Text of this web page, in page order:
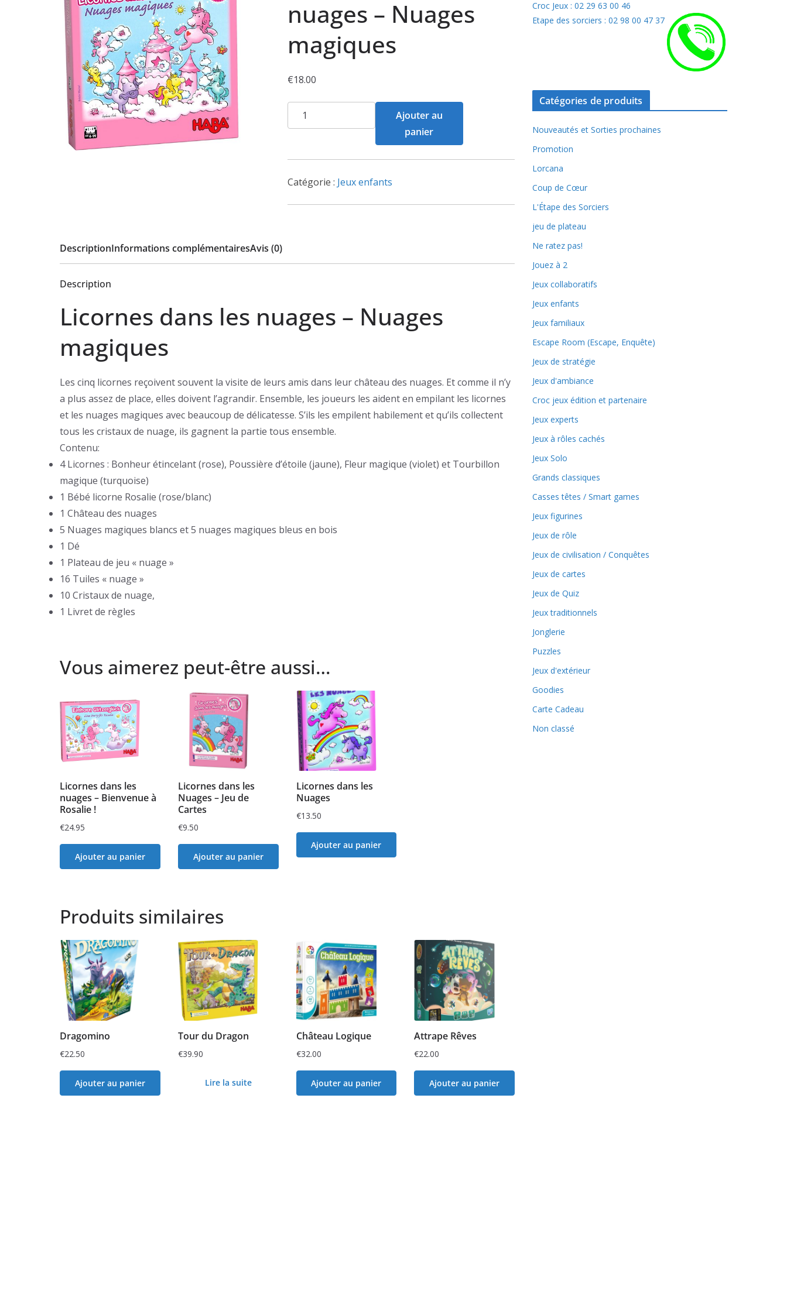
nuages – Nuages
magiques
€18.00
quantité
de
dans
nuages
–
Ajouter au
panier
Catégorie : Jeux enfants
DescriptionInformations complémentairesAvis (0)
Description
Licornes dans les nuages – Nuages
magiques
Les cinq licornes reçoivent souvent la visite de leurs amis dans leur château des nuages. Et comme il n’y
a plus assez de place, elles doivent l’agrandir. Ensemble, les joueurs les aident en empilant les licornes
et les nuages magiques avec beaucoup de délicatesse. S’ils les empilent habilement et qu’ils collectent
tous les cristaux de nuage, ils gagnent la partie tous ensemble.
Contenu:
4 Licornes : Bonheur étincelant (rose), Poussière d’étoile (jaune), Fleur magique (violet) et Tourbillon
magique (turquoise)
1 Bébé licorne Rosalie (rose/blanc)
1 Château des nuages
5 Nuages magiques blancs et 5 nuages magiques bleus en bois
1 Dé
1 Plateau de jeu « nuage »
16 Tuiles « nuage »
10 Cristaux de nuage,
1 Livret de règles
Vous aimerez peut-être aussi…
Licornes dans les
nuages – Bienvenue à
Rosalie !
€24.95
Ajouter au panier
Licornes dans les
Nuages – Jeu de
Cartes
€9.50
Ajouter au panier
Licornes dans les
Nuages
€13.50
Ajouter au panier
Produits similaires
Dragomino
€22.50
Ajouter au panier
Tour du Dragon
€39.90
Lire la suite
Château Logique
€32.00
Ajouter au panier
Attrape Rêves
€22.00
Ajouter au panier
Croc Jeux : 02 29 63 00 46
Etape des sorciers : 02 98 00 47 37
Catégories de produits
Nouveautés et Sorties prochaines
Promotion
Lorcana
Coup de Cœur
L'Étape des Sorciers
jeu de plateau
Ne ratez pas!
Jouez à 2
Jeux collaboratifs
Jeux enfants
Jeux familiaux
Escape Room (Escape, Enquête)
Jeux de stratégie
Jeux d'ambiance
Croc jeux édition et partenaire
Jeux experts
Jeux à rôles cachés
Jeux Solo
Grands classiques
Casses têtes / Smart games
Jeux figurines
Jeux de rôle
Jeux de civilisation / Conquêtes
Jeux de cartes
Jeux de Quiz
Jeux traditionnels
Jonglerie
Puzzles
Jeux d'extérieur
Goodies
Carte Cadeau
Non classé